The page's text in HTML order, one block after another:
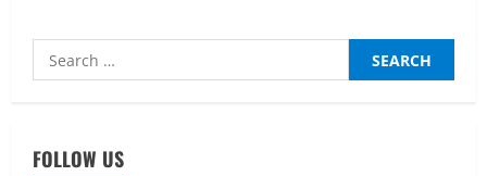
Search
for:
FOLLOW US